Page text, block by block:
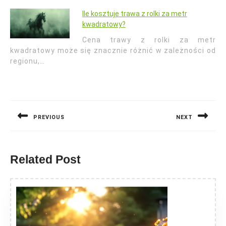
Ile kosztuje trawa z rolki za metr
kwadratowy?
Cena trawy z rolki za metr
kwadratowy może się znacznie różnić w zależności od
regionu,…
PREVIOUS NEXT
Related Post